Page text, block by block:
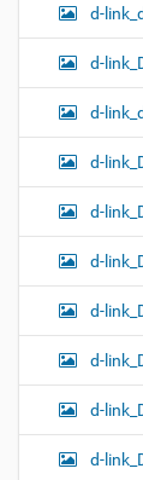
d-
d-
d-
d-
d-
d-
d-
d-
d-
d-